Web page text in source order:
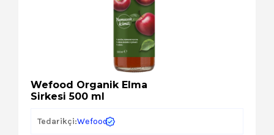
Wefood Organik Elma
Sirkesi 500 ml
Tedarikçi:Wefood